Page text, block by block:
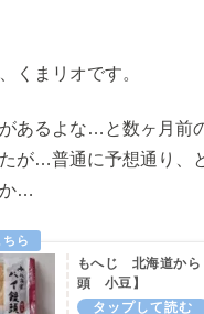
くまリオです。
あるよな…と数ヶ月前
が…普通に予想通り、
か…
もへじ 北海道から
頭 小豆】